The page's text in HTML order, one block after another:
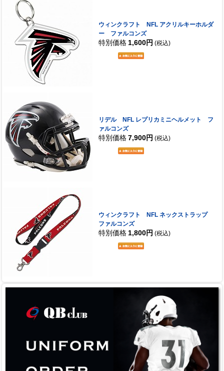
ウィンクラフト NFL アクリルキーホルダ
ー ファルコンズ
特別価格 1,600円 (税込)
リデル NFL レプリカミニヘルメット フ
ァルコンズ
特別価格 7,900円 (税込)
ウィンクラフト NFL ネックストラップ
ファルコンズ
特別価格 1,800円 (税込)